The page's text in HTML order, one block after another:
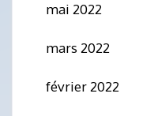
mai 2022
mars 2022
février 2022